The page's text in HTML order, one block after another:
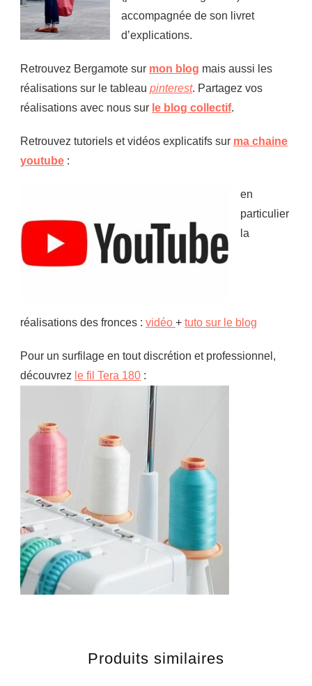
accompagnée de son livret
d’explications.
Retrouvez Bergamote sur mon blog mais aussi les
réalisations sur le tableau pinterest. Partagez vos
réalisations avec nous sur le blog collectif.
Retrouvez tutoriels et vidéos explicatifs sur ma chaine
youtube :
en
particulier
la
réalisations des fronces : vidéo + tuto sur le blog
Pour un surfilage en tout discrétion et professionnel,
découvrez le fil Tera 180 :
Produits similaires